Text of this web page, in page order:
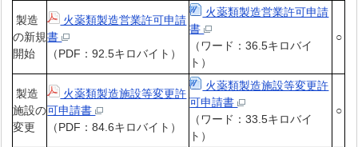
製造
の新規
開始
火薬類製造営業許可申請
書
（PDF：92.5キロバイト）
火薬類製造営業許可申請
書
（ワード：36.5キロバイ
ト）
○
製造
施設の
変更
火薬類製造施設等変更許
可申請書
（PDF：84.6キロバイト）
火薬類製造施設等変更許
可申請書
（ワード：33.5キロバイ
ト）
○